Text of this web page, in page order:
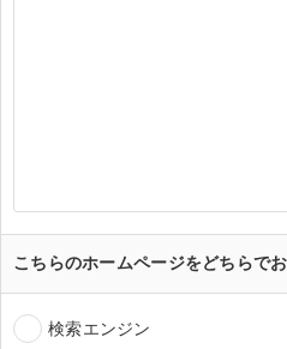
こちらのホームページをどちらで
検索エンジン